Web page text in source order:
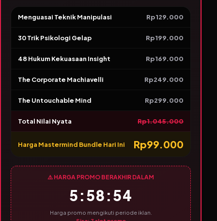
Menguasai Teknik Manipulasi Rp129.000
30 Trik Psikologi Gelap Rp199.000
48 Hukum Kekuasaan Insight Rp169.000
The Corporate Machiavelli Rp249.000
The Untouchable Mind Rp299.000
Total Nilai Nyata Rp1.045.000
Harga Mastermind Bundle Hari Ini Rp99.000
⚠️ HARGA PROMO BERAKHIR DALAM
5:58:53
Harga promo mengikuti periode iklan.